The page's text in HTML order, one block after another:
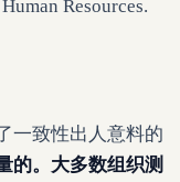
Resources.
一致性出人意料的
的。大多数组织测